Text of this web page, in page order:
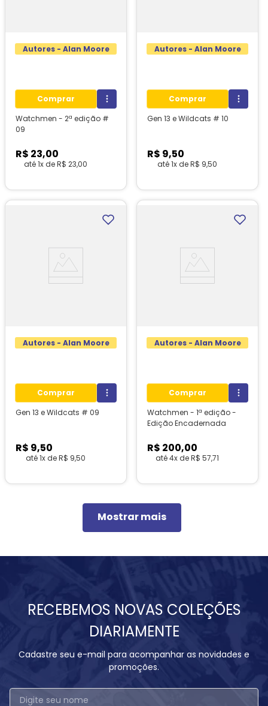
Autores - Alan Moore
Comprar
Watchmen - 2ª edição #
09
R$ 23,00
até1x deR$ 23,00
Autores - Alan Moore
Comprar
Gen 13 e Wildcats # 10
R$ 9,50
até1x deR$ 9,50
Autores - Alan Moore
Comprar
Gen 13 e Wildcats # 09
R$ 9,50
até1x deR$ 9,50
Autores - Alan Moore
Comprar
Watchmen - 1ª edição -
Edição Encadernada
R$ 200,00
até4x deR$ 57,71
Mostrar mais
RECEBEMOS NOVAS COLEÇÕES
DIARIAMENTE
Cadastre seu e-mail para acompanhar as novidades e
promoções.